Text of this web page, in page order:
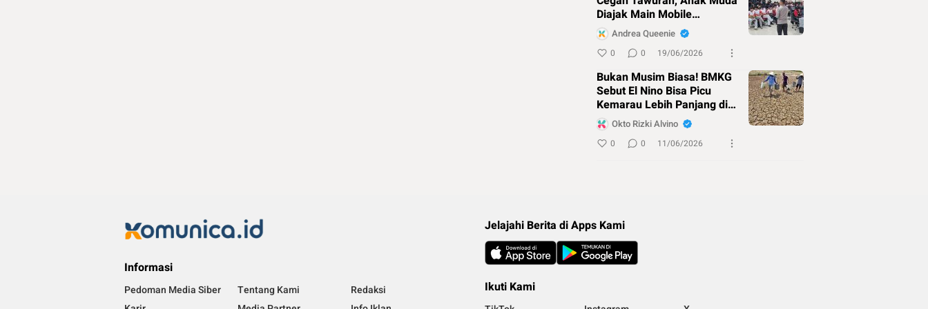
Diajak Main Mobile
Legends!
Andrea Queenie
0 0 19/06/2026
Bukan Musim Biasa! BMKG
Sebut El Nino Bisa Picu
Kemarau Lebih Panjang di
RI Okto Rizki Alvino
0 0 11/06/2026
Informasi
Pedoman Media Siber Tentang Kami
Redaksi
Jelajahi Berita di Apps Kami
Ikuti Kami